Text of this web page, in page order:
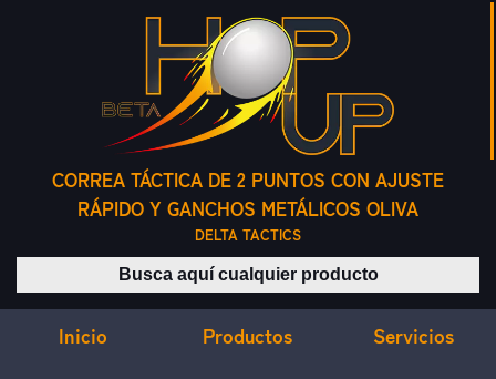
CORREA TÁCTICA DE 2 PUNTOS CON AJUSTE
RÁPIDO Y GANCHOS METÁLICOS OLIVA
DELTA TACTICS
Buscar productos
Inicio Productos Servicios